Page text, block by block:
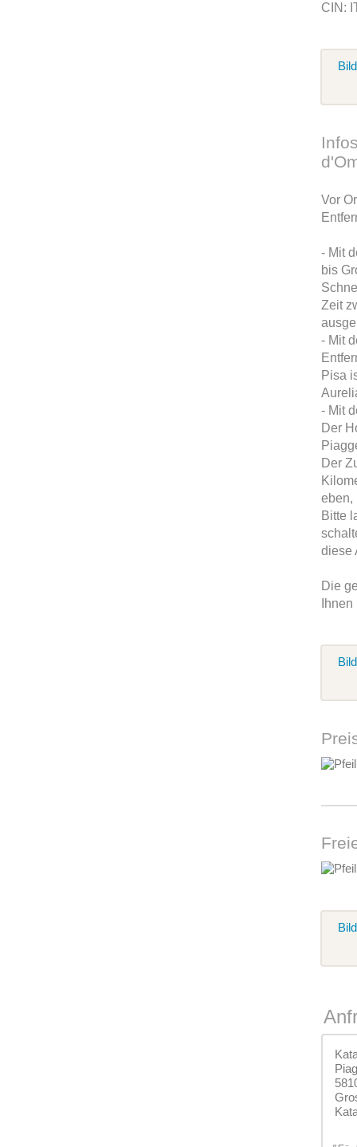
CIN:
Vor
- Mit
bis
Zeit
- Mit
Pisa
- Mit
Der
Der
eben,
Bitte
diese
Die